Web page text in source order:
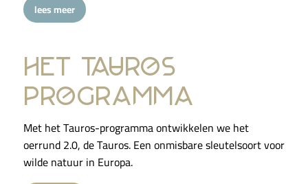
lees meer
het tauros
programma
Met het Tauros-programma ontwikkelen we het
oerrund 2.0, de Tauros. Een onmisbare sleutelsoort voor
wilde natuur in Europa.